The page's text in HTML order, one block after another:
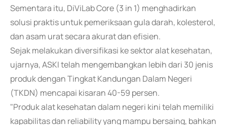
Sementara itu, DiViLab Core (3 in 1) menghadirkan
solusi praktis untuk pemeriksaan gula darah, kolesterol,
dan asam urat secara akurat dan efisien.
Sejak melakukan diversifikasi ke sektor alat kesehatan,
ujarnya, ASKI telah mengembangkan lebih dari 30 jenis
produk dengan Tingkat Kandungan Dalam Negeri
(TKDN) mencapai kisaran 40-59 persen.
"Produk alat kesehatan dalam negeri kini telah memiliki
kapabilitas dan reliability yang mampu bersaing, bahkan